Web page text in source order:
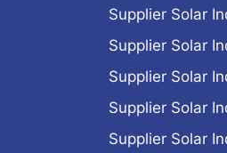
Supplier Solar
Supplier Solar
Supplier Solar
Supplier Solar
Supplier Solar